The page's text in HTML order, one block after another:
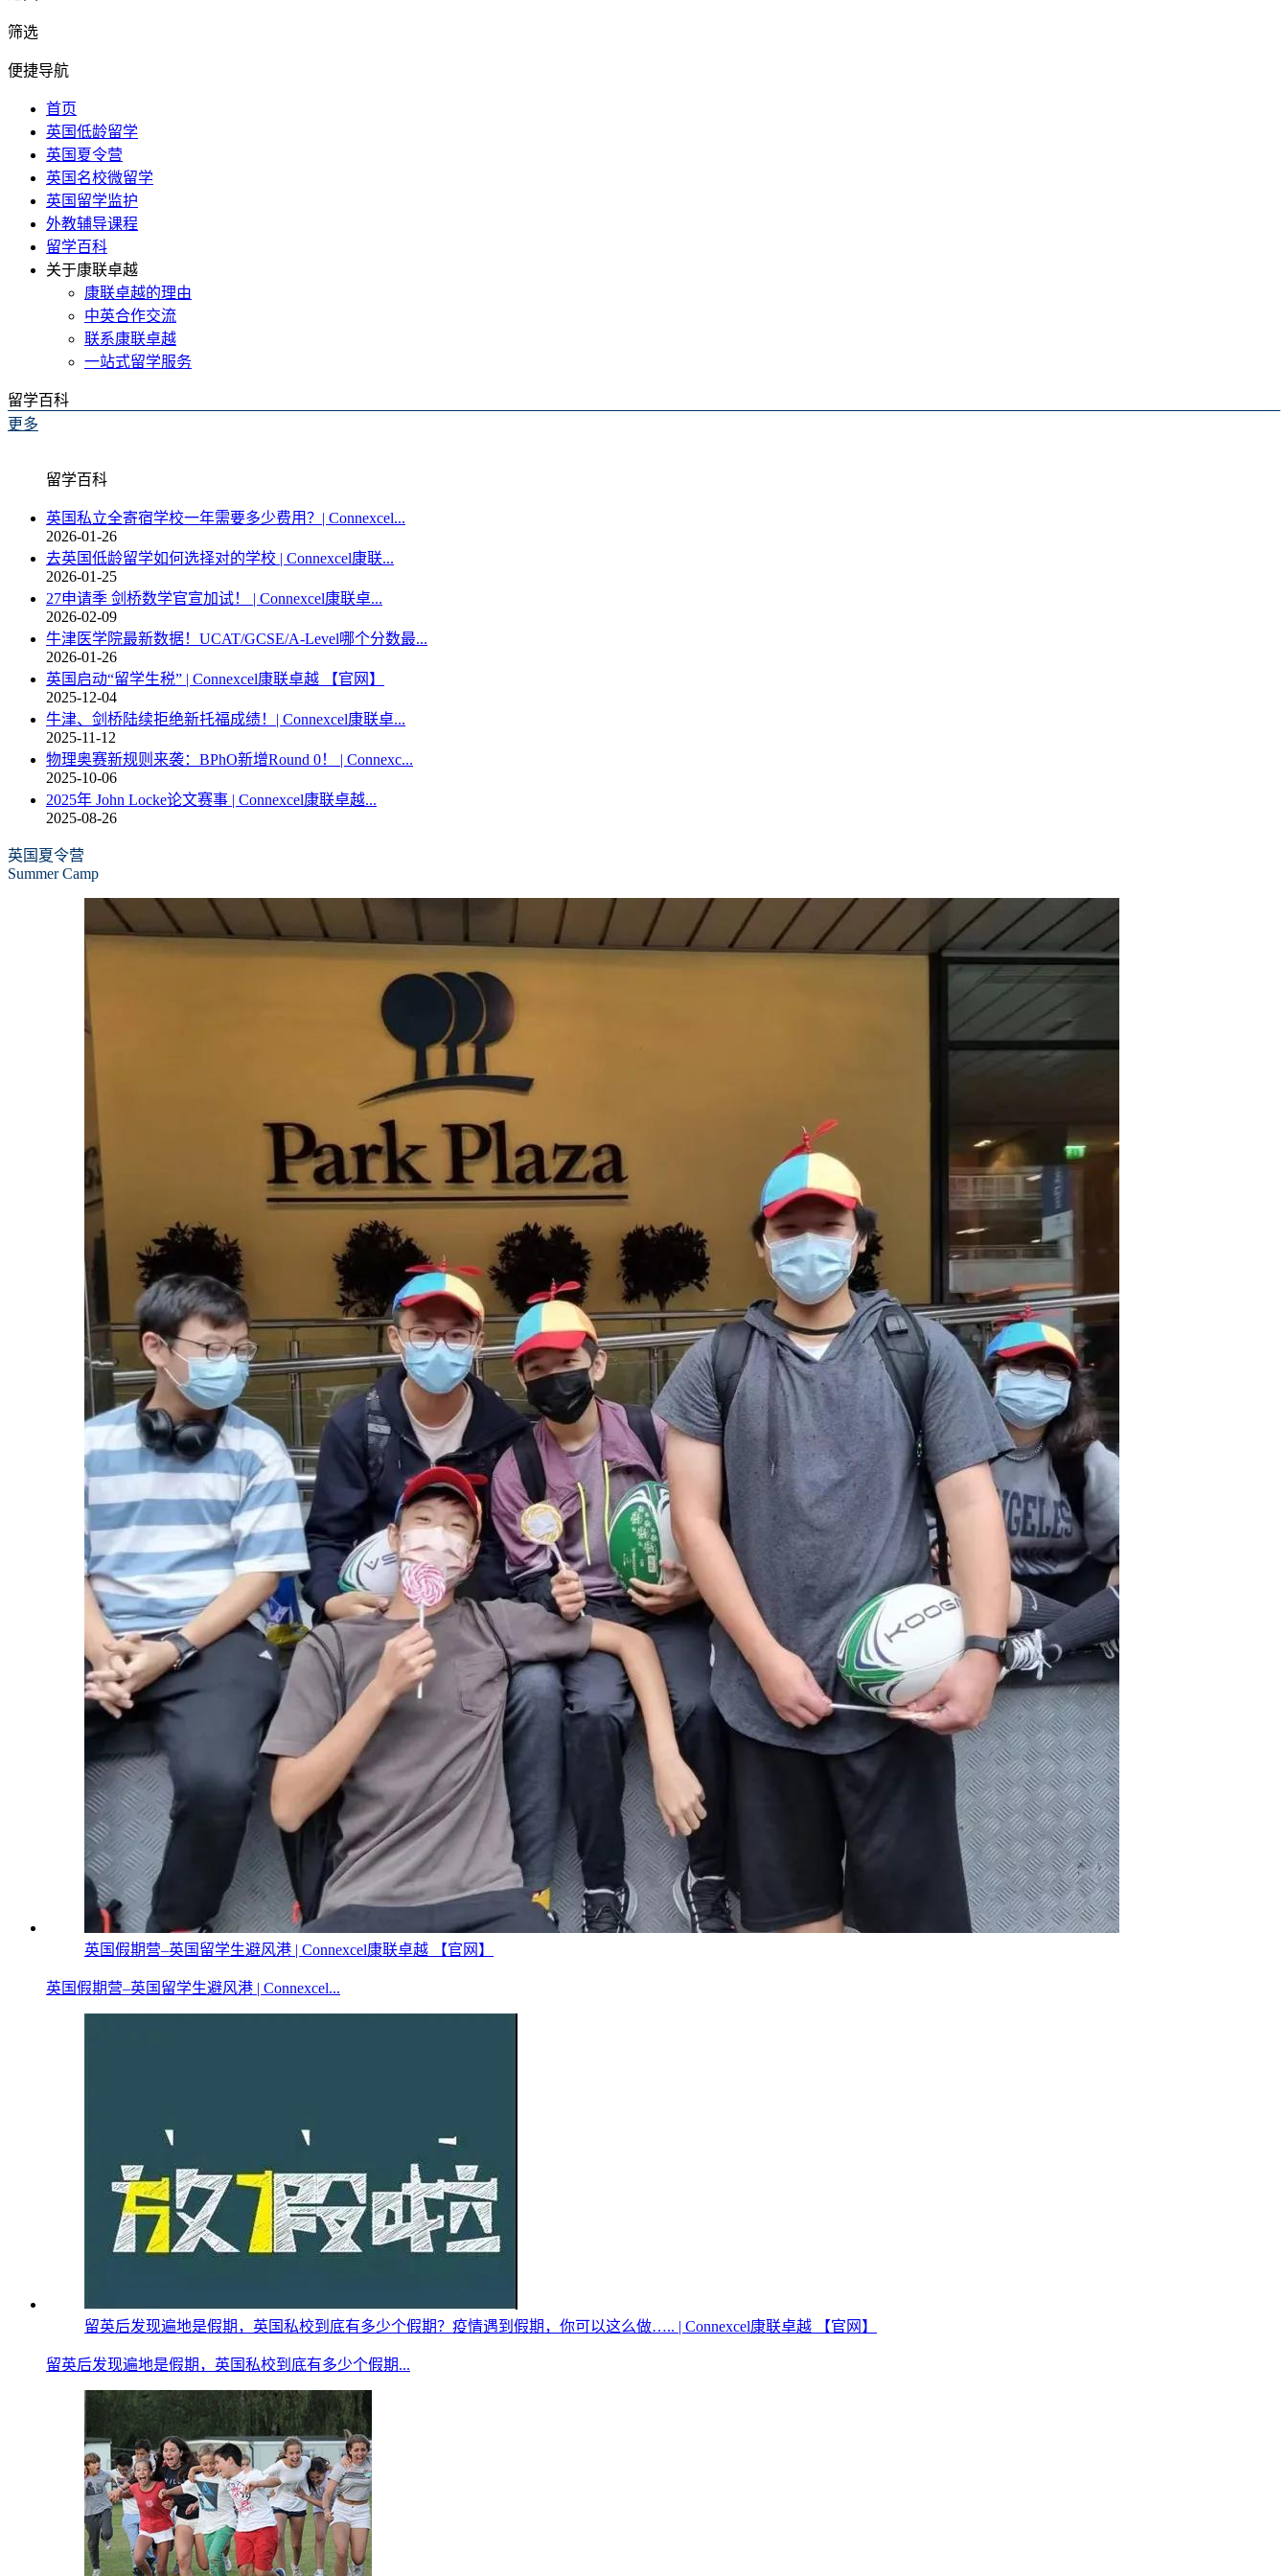
筛选
便捷导航
首页
英国低龄留学
英国夏令营
英国名校微留学
英国留学监护
外教辅导课程
留学百科
关于康联卓越
康联卓越的理由
中英合作交流
联系康联卓越
一站式留学服务
留学百科
更多
留学百科
英国私立全寄宿学校一年需要多少费用？| Connexcel...
2026-01-26
去英国低龄留学如何选择对的学校 | Connexcel康联...
2026-01-25
27申请季 剑桥数学官宣加试！ | Connexcel康联卓...
2026-02-09
牛津医学院最新数据！UCAT/GCSE/A-Level哪个分数最...
2026-01-26
英国启动“留学生税” | Connexcel康联卓越 【官网】
2025-12-04
牛津、剑桥陆续拒绝新托福成绩！| Connexcel康联卓...
2025-11-12
物理奥赛新规则来袭：BPhO新增Round 0！ | Connexc...
2025-10-06
2025年 John Locke论文赛事 | Connexcel康联卓越...
2025-08-26
英国夏令营
Summer Camp
英国假期营–英国留学生避风港 | Connexcel康联卓越 【官网】
英国假期营–英国留学生避风港 | Connexcel...
留英后发现遍地是假期，英国私校到底有多少个假期？疫情遇到假期，你可以这么做….. | Connexcel康联卓越 【官网】
留英后发现遍地是假期，英国私校到底有多少个假期...